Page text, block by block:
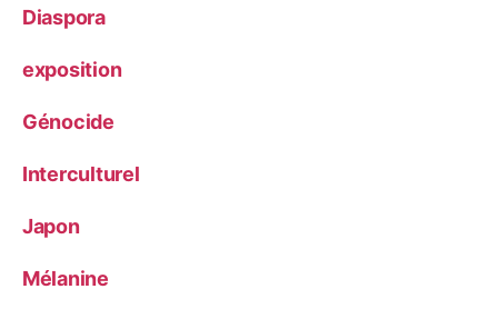
Diaspora
exposition
Génocide
Interculturel
Japon
Mélanine